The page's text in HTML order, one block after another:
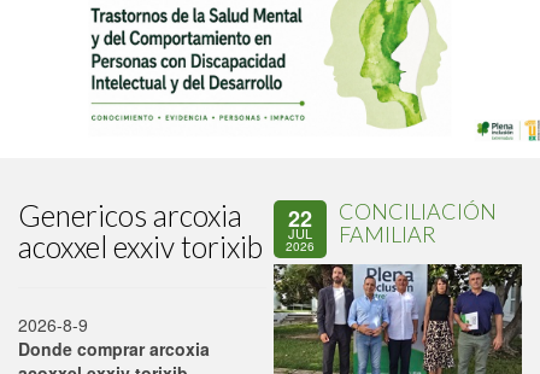
Genericos arcoxia
acoxxel exxiv torixib
2026-8-9
Donde comprar arcoxia
22
JUL
2026
CONCILIACIÓN
FAMILIAR